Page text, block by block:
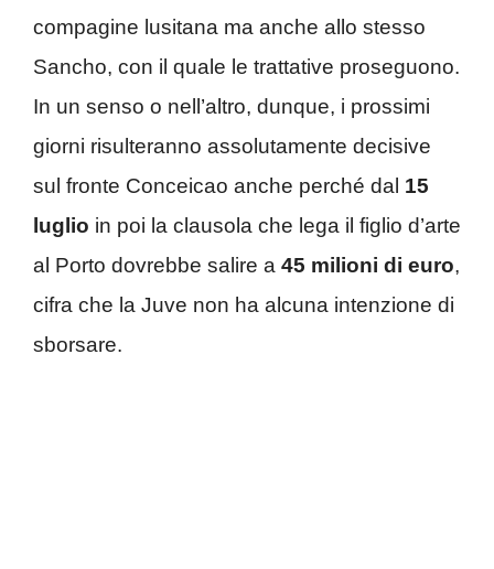
compagine lusitana ma anche allo stesso
Sancho, con il quale le trattative proseguono.
In un senso o nell’altro, dunque, i prossimi
giorni risulteranno assolutamente decisive
sul fronte Conceicao anche perché dal 15
luglio in poi la clausola che lega il figlio d’arte
al Porto dovrebbe salire a 45 milioni di euro,
cifra che la Juve non ha alcuna intenzione di
sborsare.